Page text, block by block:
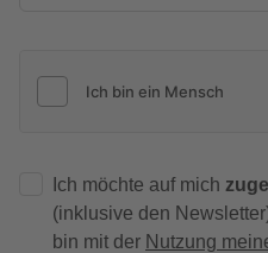
Ich möchte auf mich
(inklusive den
bin mit der Nutzung